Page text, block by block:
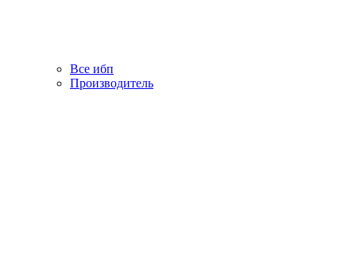
Все ибп
Производитель